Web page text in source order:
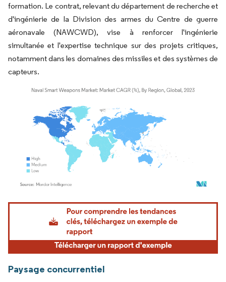
formation. Le contrat, relevant du département de recherche et
d'ingénierie de la Division des armes du Centre de guerre
aéronavale (NAWCWD), vise à renforcer l'ingénierie
simultanée et l'expertise technique sur des projets critiques,
notamment dans les domaines des missiles et des systèmes de
capteurs.
Image © Mordor Intelligence. La réutilisation nécessite une attribution sous CC BY
Paysage concurrentiel